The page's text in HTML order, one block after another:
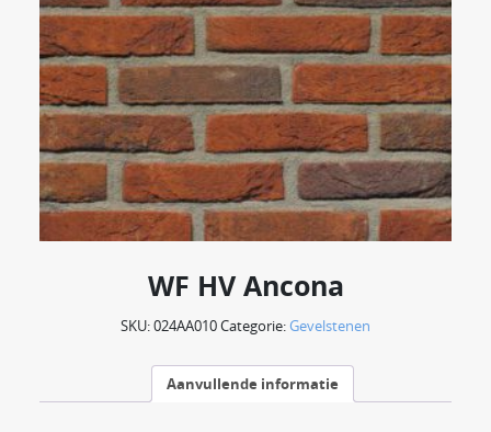
WF HV Ancona
SKU:024AA010Categorie:Gevelstenen
Aanvullende informatie